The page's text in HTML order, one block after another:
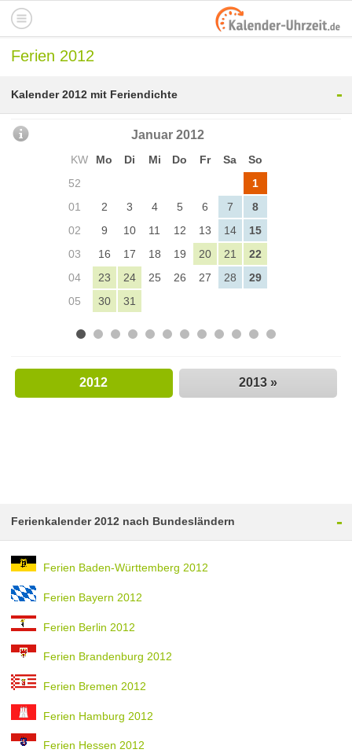
Ferien 2012
Kalender 2012 mit Feriendichte -
Januar 2012
KW Mo Di Mi Do Fr Sa
So
52
1
01
2 3 4 5 6 7
8
02
9 10 11 12 13 14
15
03
16 17 18 19 20 21
22
04
23 24 25 26 27 28
29
05
30 31
2012 2013 »
Ferienkalender 2012 nach Bundesländern -
Ferien Baden-Württemberg 2012
Ferien Bayern 2012
Ferien Berlin 2012
Ferien Brandenburg 2012
Ferien Bremen 2012
Ferien Hamburg 2012
Ferien Hessen 2012